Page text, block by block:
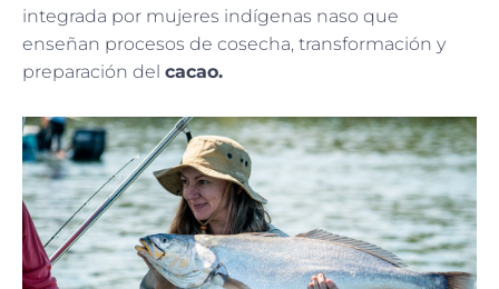
integrada por mujeres indígenas naso que
enseñan procesos de cosecha, transformación y
preparación del cacao.